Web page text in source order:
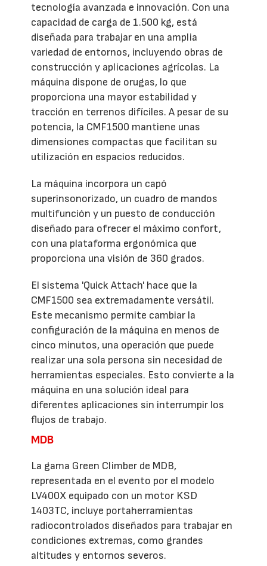
tecnología avanzada e innovación. Con una
capacidad de carga de 1.500 kg, está
diseñada para trabajar en una amplia
variedad de entornos, incluyendo obras de
construcción y aplicaciones agrícolas. La
máquina dispone de orugas, lo que
proporciona una mayor estabilidad y
tracción en terrenos difíciles. A pesar de su
potencia, la CMF1500 mantiene unas
dimensiones compactas que facilitan su
utilización en espacios reducidos.
La máquina incorpora un capó
superinsonorizado, un cuadro de mandos
multifunción y un puesto de conducción
diseñado para ofrecer el máximo confort,
con una plataforma ergonómica que
proporciona una visión de 360 grados.
El sistema 'Quick Attach' hace que la
CMF1500 sea extremadamente versátil.
Este mecanismo permite cambiar la
configuración de la máquina en menos de
cinco minutos, una operación que puede
realizar una sola persona sin necesidad de
herramientas especiales. Esto convierte a la
máquina en una solución ideal para
diferentes aplicaciones sin interrumpir los
flujos de trabajo.
MDB
La gama Green Climber de MDB,
representada en el evento por el modelo
LV400X equipado con un motor KSD
1403TC, incluye portaherramientas
radiocontrolados diseñados para trabajar en
condiciones extremas, como grandes
altitudes y entornos severos.